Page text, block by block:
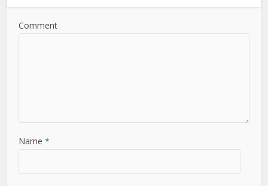
Comment
Name *